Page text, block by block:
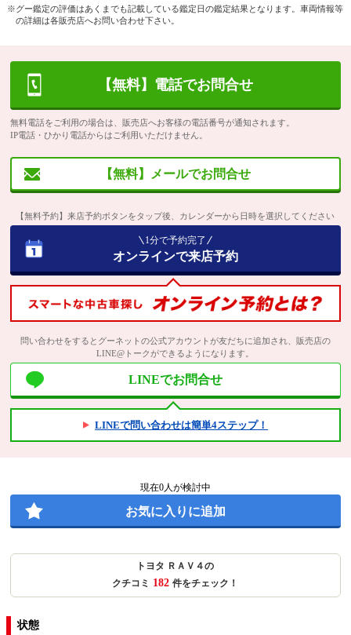
※グー鑑定の評価はあくまでも記載している鑑定日の鑑定結果となります。車両情報等
の詳細は各販売店へお問い合わせ下さい。
【無料】電話でお問合せ
無料電話をご利用の場合は、販売店へお客様の電話番号が通知されます。
IP電話・ひかり電話からはご利用いただけません。
【無料】メールでお問合せ
【無料予約】来店予約ボタンをタップ後、カレンダーから日時を選択してください
1分で予約完了
オンラインで来店予約
問い合わせをするとグーネットの公式アカウントが友だちに追加され、販売店の
LINE@トークができるようになります。
LINEでお問合せ
LINEで問い合わせは簡単4ステップ！
現在0人が検討中
お気に入りに追加
トヨタ ＲＡＶ４の
クチコミ 182 件をチェック！
状態